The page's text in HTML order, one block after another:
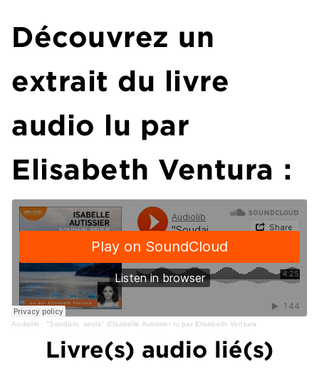
Découvrez un
extrait du livre
audio lu par
Elisabeth Ventura :
Audiolib · "Soudain, seuls" d'Isabelle Autissier lu par Elisabeth Ventura
Livre(s) audio lié(s)